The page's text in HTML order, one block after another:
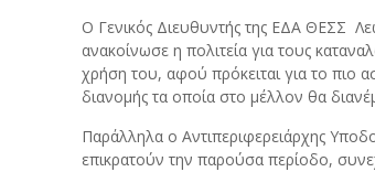
Ο Γενικός Διευθυντής της ΕΔΑ ΘΕΣΣ
ανακοίνωσε η πολιτεία για τους
χρήση του, αφού πρόκειται για το πιο
διανομής τα οποία στο μέλλον θα
Παράλληλα ο Αντιπεριφερειάρχης
επικρατούν την παρούσα περίοδο,